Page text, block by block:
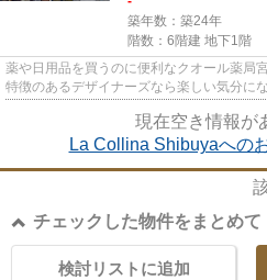
築年数：築24年
階数：6階建 地下1階
薬や日用品を買うのに便利なクオール薬局
特徴のあるデザイナーズなら楽しい気分に
現在空き情報が
La Collina Shibuyaへの
チェックした物件をまとめて
検討リストに追加